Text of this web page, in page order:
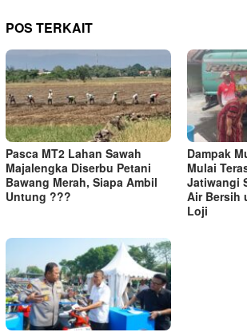
POS TERKAIT
Pasca MT2 Lahan Sawah
Majalengka Diserbu Petani
Bawang Merah, Siapa Ambil
Untung ???
Dampak
Mulai
Jatiwangi
Air Bersih
Loji